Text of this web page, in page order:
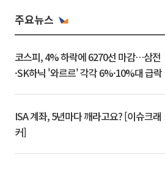
주요뉴스
코스피, 4% 하락에 6270선 마감…삼전
·SK하닉 '와르르' 각각 6%·10%대 급락
ISA 계좌, 5년마다 깨라고요? [이슈크래
커]